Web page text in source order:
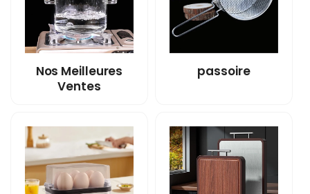
Nos Meilleures
Ventes
passoire